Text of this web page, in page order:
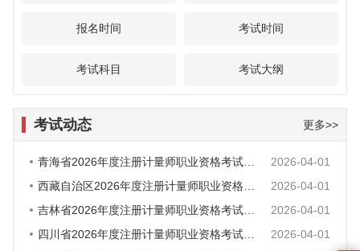
报名时间 考试时间
考试科目 考试大纲
考试动态 更多>>
2026-04-01
2026-04-01
2026-04-01
2026-04-01